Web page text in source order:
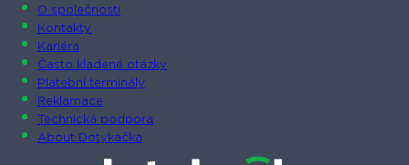
O společnosti
Kontakty
Kariéra
Často kladené otázky
Platební terminály
Reklamace
Technická podpora
About Dotykačka